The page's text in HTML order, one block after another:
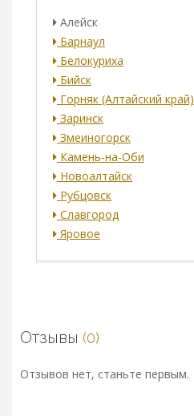
Алейск
Барнаул
Белокуриха
Бийск
Горняк (Алтайский край)
Заринск
Змеиногорск
Камень-на-Оби
Новоалтайск
Рубцовск
Славгород
Яровое
Отзывы (0)
Отзывов нет, станьте первым.